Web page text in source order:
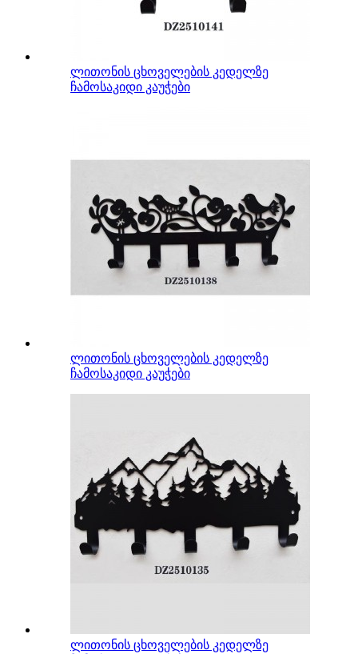
ლითონის ცხოველების კედელზე
ჩამოსაკიდი კაუჭები
ლითონის ცხოველების კედელზე
ჩამოსაკიდი კაუჭები
ლითონის ცხოველების კედელზე